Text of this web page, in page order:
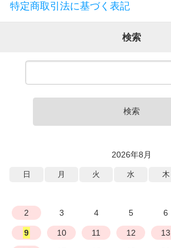
特定商取引法に基づく表記
検索
検索
2026年8月
日 月 火 水 木
2 3 4 5 6
9 10 11 12 13